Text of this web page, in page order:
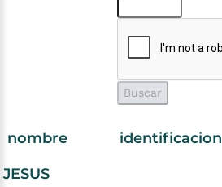
nombre identificacion
JESUS